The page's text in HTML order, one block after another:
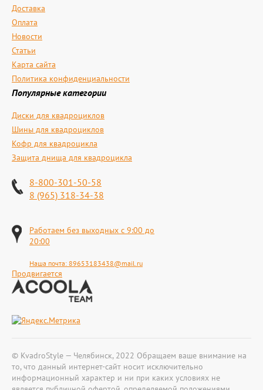
Доставка
Оплата
Новости
Статьи
Карта сайта
Политика конфиденциальности
Популярные категории
Диски для квадроциклов
Шины для квадроциклов
Кофр для квадроцикла
Защита днища для квадроцикла
8-800-301-50-58
8 (965) 318-34-38
Работаем без выходных с 9:00 до
20:00
Наша почта: 89653183438@mail.ru
Продвигается
© KvadroStyle — Челябинск, 2022 Обращаем ваше внимание на
то, что данный интернет-сайт носит исключительно
информационный характер и ни при каких условиях не